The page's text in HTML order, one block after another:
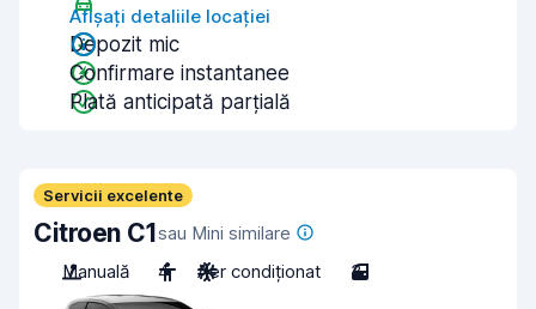
Afișați detaliile locației
Depozit mic
Confirmare instantanee
Plată anticipată parțială
Servicii excelente
Citroen C1sau Mini similare
Manuală
4 Aer condiționat 3